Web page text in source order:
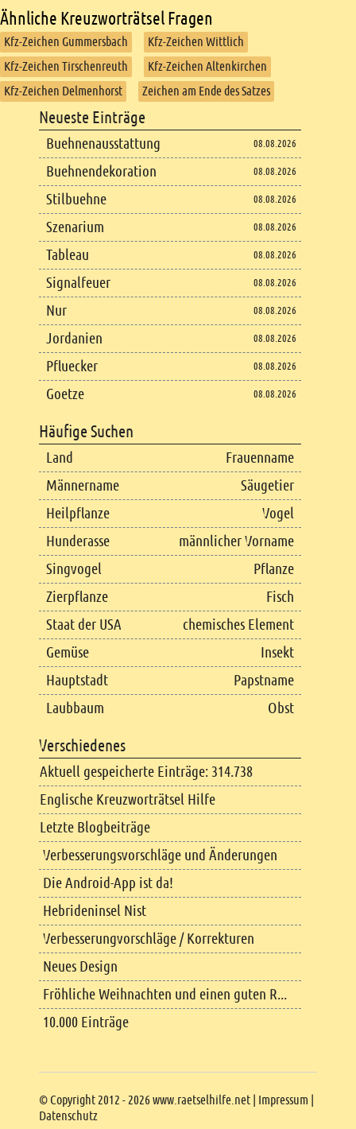
Ähnliche Kreuzworträtsel Fragen
Kfz-Zeichen Gummersbach
Kfz-Zeichen Wittlich
Kfz-Zeichen Tirschenreuth
Kfz-Zeichen Altenkirchen
Kfz-Zeichen Delmenhorst
Zeichen am Ende des Satzes
Copyright
© Copyright 2012 - 2026 www.raetselhilfe.net | Impressum |
Datenschutz
Footer content
Neueste Einträge
Buehnenausstattung 08.08.2026
Buehnendekoration 08.08.2026
Stilbuehne 08.08.2026
Szenarium 08.08.2026
Tableau 08.08.2026
Signalfeuer 08.08.2026
Nur 08.08.2026
Jordanien 08.08.2026
Pfluecker 08.08.2026
Goetze 08.08.2026
Häufige Suchen
Land
Frauenname
Männername
Säugetier
Heilpflanze
Vogel
Hunderasse
männlicher Vorname
Singvogel
Pflanze
Zierpflanze
Fisch
Staat der USA
chemisches Element
Gemüse
Insekt
Hauptstadt
Papstname
Laubbaum
Obst
Verschiedenes
Aktuell gespeicherte Einträge: 314.738
Englische Kreuzworträtsel Hilfe
Letzte Blogbeiträge
Verbesserungsvorschläge und Änderungen
Die Android-App ist da!
Hebrideninsel Nist
Verbesserungvorschläge / Korrekturen
Neues Design
Fröhliche Weihnachten und einen guten R...
10.000 Einträge